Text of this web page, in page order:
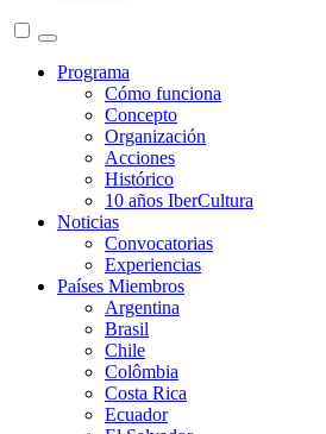
Programa
Cómo funciona
Concepto
Organización
Acciones
Histórico
10 años IberCultura
Noticias
Convocatorias
Experiencias
Países Miembros
Argentina
Brasil
Chile
Colômbia
Costa Rica
Ecuador